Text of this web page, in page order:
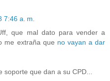
7:46 a. m.
que mal dato para vender a
me extraña que no vayan a dar
que dan a su CPD...